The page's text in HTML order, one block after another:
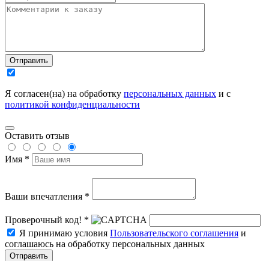
Отправить
Я согласен(на) на обработку персональных данных и с
политикой конфиденциальности
Оставить отзыв
Имя *
Ваши впечатления *
Проверочный код! *
Я принимаю условия Пользовательского соглашения и
соглашаюсь на обработку персональных данных
Отправить